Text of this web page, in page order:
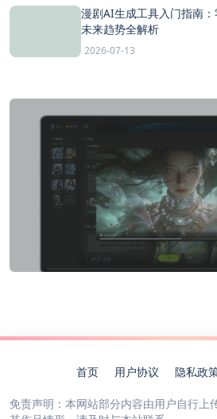
漫剧AI生成工具入门指南
未来趋势全解析
2026-07-13
首页 用户协议 隐私政
免责声明：本网站部分内容由用户自行上